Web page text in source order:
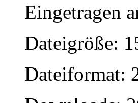
Eingetragen
Dateigröße:
Dateiformat: